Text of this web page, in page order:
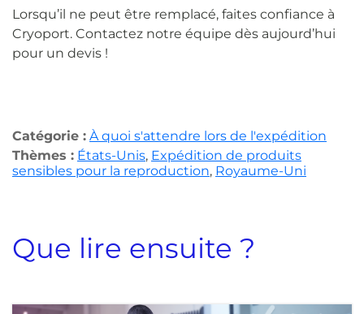
Lorsqu’il ne peut être remplacé, faites confiance à
Cryoport. Contactez notre équipe dès aujourd’hui
pour un devis !
Catégorie : À quoi s'attendre lors de l'expédition
Thèmes : États-Unis, Expédition de produits
sensibles pour la reproduction, Royaume-Uni
Que lire ensuite ?